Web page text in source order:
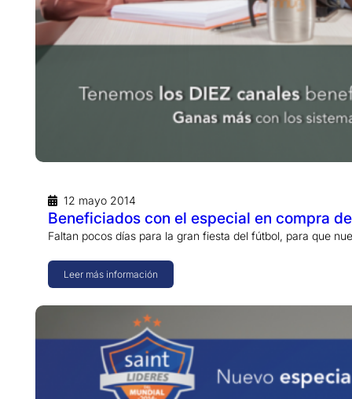
12 mayo 2014
Beneficiados con el especial en compra
Faltan pocos días para la gran fiesta del fútbol, para que
Leer más información